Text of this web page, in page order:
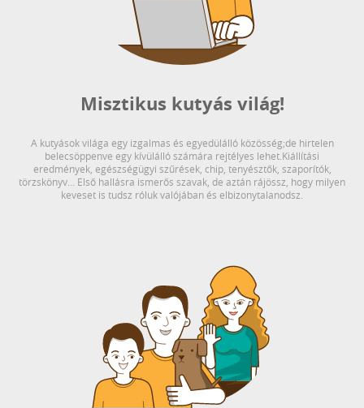
Misztikus kutyás világ!
A kutyások világa egy izgalmas és egyedülálló közösség;de hirtelen
belecsöppenve egy kívülálló számára rejtélyes lehet. Kiállítási
eredmények, egészségügyi szűrések, chip, tenyésztők, szaporítók,
törzskönyv...
Első hallásra ismerős szavak, de aztán rájössz, hogy milyen
keveset is tudsz róluk valójában és elbizonytalanodsz.